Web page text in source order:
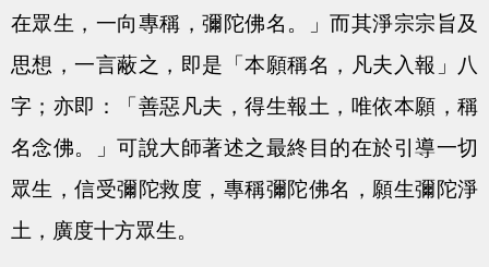
在眾生，一向專稱，彌陀佛名。」而其淨宗宗旨及
思想，一言蔽之，即是「本願稱名，凡夫入報」八
字；亦即：「善惡凡夫，得生報土，唯依本願，稱
名念佛。」可說大師著述之最終目的在於引導一切
眾生，信受彌陀救度，專稱彌陀佛名，願生彌陀淨
土，廣度十方眾生。